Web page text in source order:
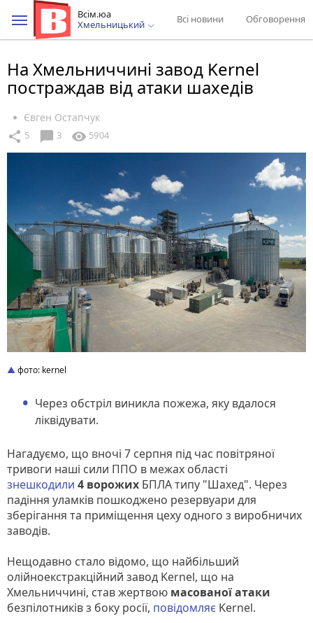
Всім.юа
Хмельницький
Всі новини Обговорення
На Хмельниччині завод Kernel
постраждав від атаки шахедів
Євген Остапчук
share 5 chat_bubble 3 visibility 5904
фото: kernel
Через обстріл виникла пожежа, яку вдалося
ліквідувати.
Нагадуємо, що вночі 7 серпня під час повітряної
тривоги наші сили ППО в межах області
знешкодили 4 ворожих БПЛА типу "Шахед". Через
падіння уламків пошкоджено резервуари для
зберігання та приміщення цеху одного з виробничих
заводів.
Нещодавно стало відомо, що найбільший
олійноекстракційний завод Kernel, що на
Хмельниччині, став жертвою масованої атаки
безпілотників з боку росії, повідомляє Kernel.